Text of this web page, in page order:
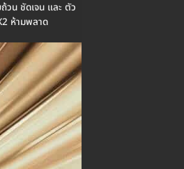
วน ชัดเจน และ ตัว
ห้ามพลาด